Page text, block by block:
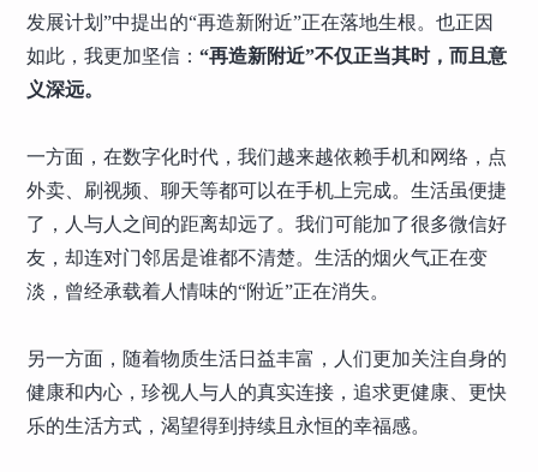
发展计划”中提出的“再造新附近”正在落地生根。也正因
如此，我更加坚信：“再造新附近”不仅正当其时，而且意
义深远。
一方面，在数字化时代，我们越来越依赖手机和网络，点
外卖、刷视频、聊天等都可以在手机上完成。生活虽便捷
了，人与人之间的距离却远了。我们可能加了很多微信好
友，却连对门邻居是谁都不清楚。生活的烟火气正在变
淡，曾经承载着人情味的“附近”正在消失。
另一方面，随着物质生活日益丰富，人们更加关注自身的
健康和内心，珍视人与人的真实连接，追求更健康、更快
乐的生活方式，渴望得到持续且永恒的幸福感。